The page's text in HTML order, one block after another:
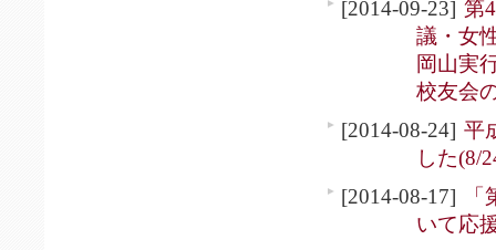
[2014-09-23] 第
議・女
岡山実
校友会
[2014-08-24] 平
した(8/
[2014-08-17]
いて応